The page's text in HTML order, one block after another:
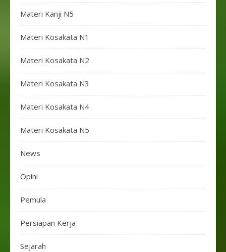
Materi Kanji N5
Materi Kosakata N1
Materi Kosakata N2
Materi Kosakata N3
Materi Kosakata N4
Materi Kosakata N5
News
Opini
Pemula
Persiapan Kerja
Sejarah